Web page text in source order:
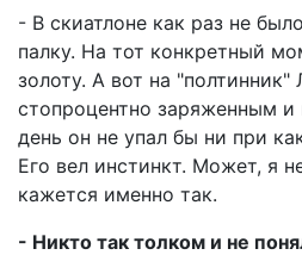
- В скиатлоне как раз не
палку. На тот конкретный
золоту. А вот на "полтинник"
стопроцентно заряженным
день он не упал бы ни при
Его вел инстинкт. Может, я
кажется именно так.
- Никто так толком и не